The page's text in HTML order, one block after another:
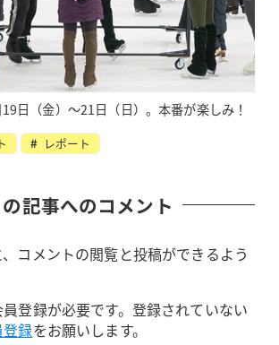
日（金）～21日（日）。本番が楽しみ！
レポート
の記事へのコメント
コメントの閲覧と投稿ができるよう
登録が必要です。登録されていない
録をお願いします。